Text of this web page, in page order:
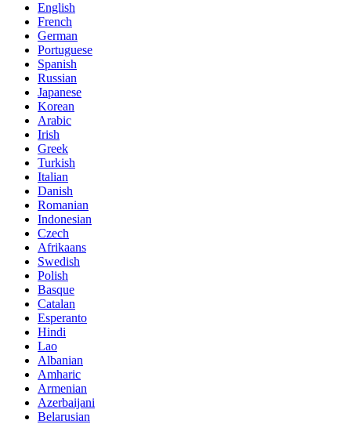
English
French
German
Portuguese
Spanish
Russian
Japanese
Korean
Arabic
Irish
Greek
Turkish
Italian
Danish
Romanian
Indonesian
Czech
Afrikaans
Swedish
Polish
Basque
Catalan
Esperanto
Hindi
Lao
Albanian
Amharic
Armenian
Azerbaijani
Belarusian